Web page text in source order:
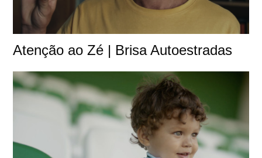
Atenção ao Zé | Brisa Autoestradas